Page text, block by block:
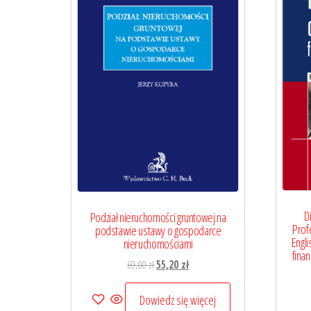
Podział nieruchomości gruntowej na
podstawie ustawy o gospodarce
nieruchomościami
69,00złPierwotna
cena
wynosiła:
55,20 złAktualna
cena
wynosi:
Dowiedz się więcej